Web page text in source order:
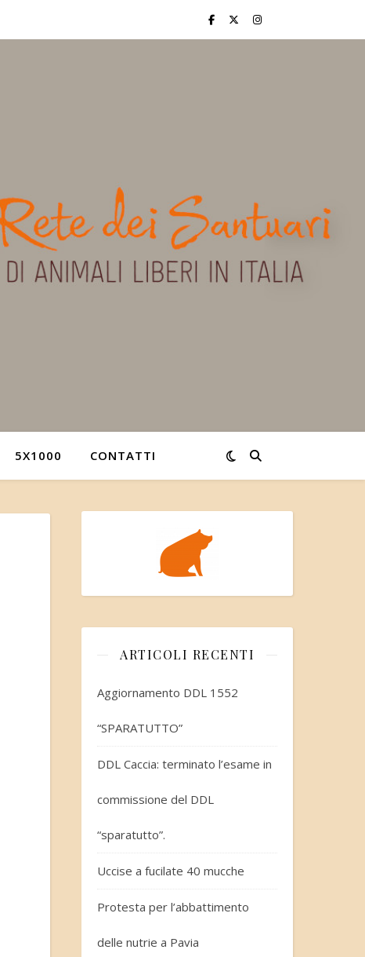
5X1000 CONTATTI
ARTICOLI RECENTI
Aggiornamento DDL 1552
“SPARATUTTO”
DDL Caccia: terminato l’esame in
commissione del DDL
“sparatutto”.
Uccise a fucilate 40 mucche
Protesta per l’abbattimento
delle nutrie a Pavia